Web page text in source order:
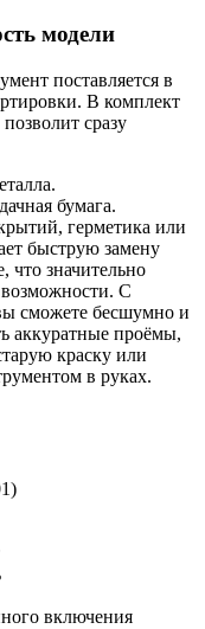
модели
поставляется в
В комплект
сразу
бумага.
герметика или
быструю замену
что значительно
С
сможете бесшумно и
аккуратные проёмы,
краску или
в руках.
включения